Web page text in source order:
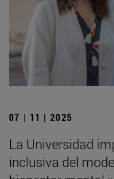
07 | 11 | 2025
La Universidad
inclusiva del